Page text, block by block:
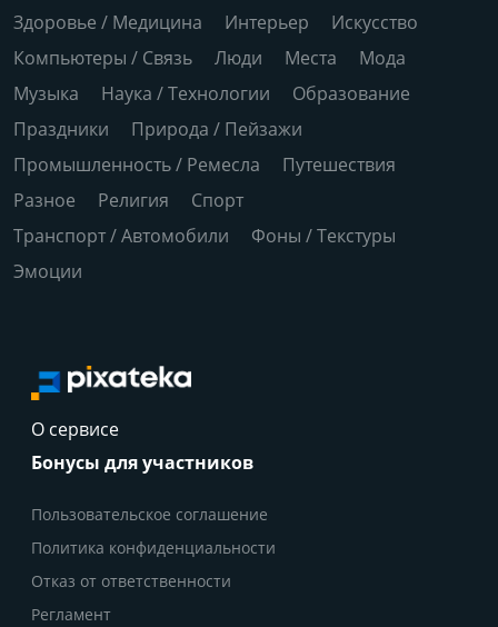
Здоровье / Медицина
Интерьер
Искусство
Компьютеры / Связь
Люди Места
Мода
Музыка
Наука / Технологии
Образование
Праздники
Природа / Пейзажи
Промышленность / Ремесла
Путешествия
Разное
Религия
Спорт
Транспорт / Автомобили
Фоны / Текстуры
Эмоции
О сервисе
Бонусы для участников
Пользовательское соглашение
Политика конфиденциальности
Отказ от ответственности
Регламент